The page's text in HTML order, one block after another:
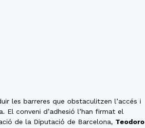
les barreres que obstaculitzen l’accés i
conveni d’adhesió l’han firmat el
de la Diputació de Barcelona, Teodoro